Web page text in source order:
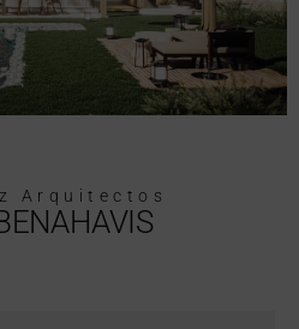
Arquitectos